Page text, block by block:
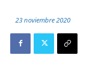
23 noviembre 2020